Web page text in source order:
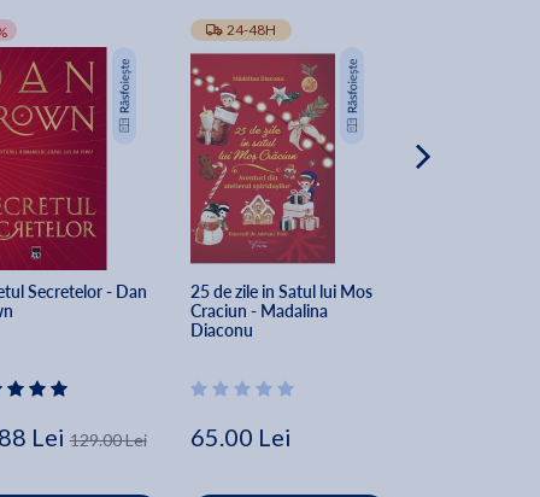
Secretelor - Dan
Lei 129.00 Lei
24-48H
25 de zile in Satul lui Mos
Craciun - Madalina
Diaconu
65.00 Lei